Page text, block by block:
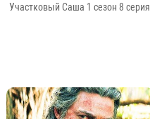
Участковый Саша 1 сезон 8 серия